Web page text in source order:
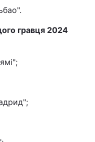
гравця 2024